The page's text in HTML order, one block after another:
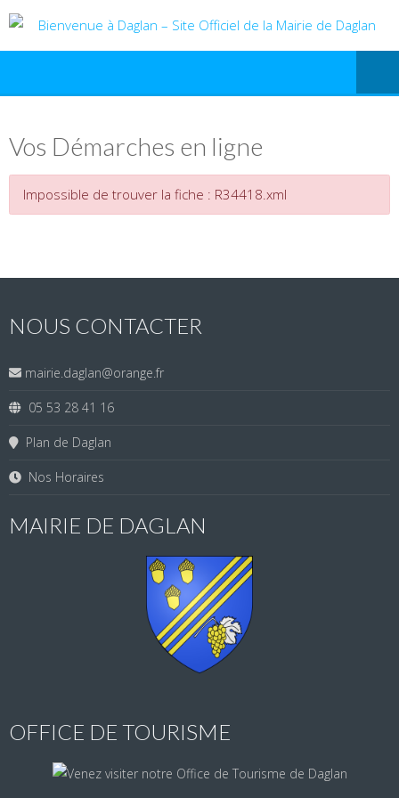
Vos Démarches en ligne
Impossible de trouver la fiche : R34418.xml
NOUS CONTACTER
mairie.daglan@orange.fr
05 53 28 41 16
Plan de Daglan
Nos Horaires
MAIRIE DE DAGLAN
OFFICE DE TOURISME